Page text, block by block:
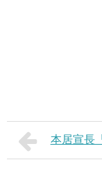
本居宣長